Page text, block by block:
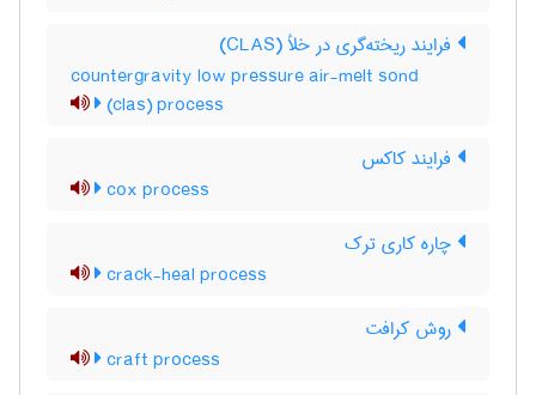
فرایند ریخته‌گری در خلأ (CLAS)
countergravity low pressure air-melt sond
(clas) process
فرایند کاکس
cox process
چاره کاری ترک
crack-heal process
روش کرافت
craft process